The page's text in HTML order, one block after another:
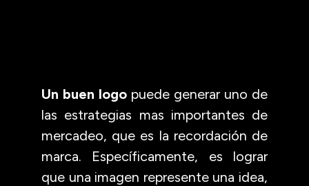
Un buen logo puede generar uno de
las estrategias mas importantes de
mercadeo, que es la recordación de
marca. Específicamente, es lograr
que una imagen represente una idea,